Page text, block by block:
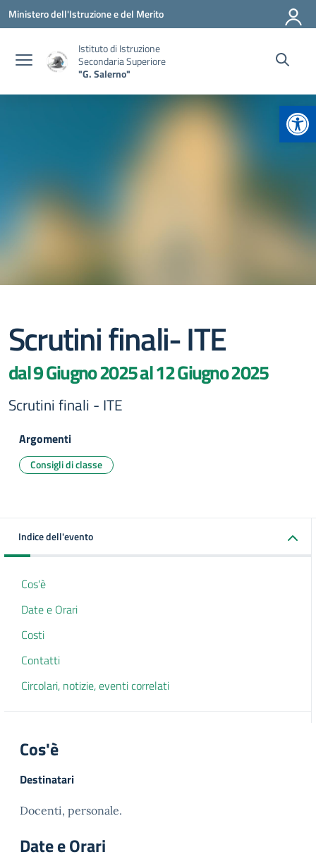
Vai ai contenuti
Vai al menu di navigazione
Vai al footer
Ministero dell'Istruzione e del Merito
Istituto di Istruzione
Secondaria Superiore
"G. Salerno"
Scrutini finali- ITE
dal 9 Giugno 2025 al 12 Giugno 2025
Scrutini finali - ITE
Argomenti
Consigli di classe
Indice dell'evento
Cos'è
Date e Orari
Costi
Contatti
Circolari, notizie, eventi correlati
Cos'è
Destinatari
Docenti, personale.
Date e Orari